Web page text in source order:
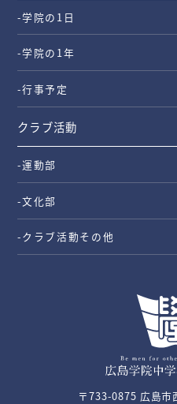
〒733-0875 広島
-学院の1日
-学院の1年
-行事予定
クラブ活動
-運動部
-文化部
-クラブ活動その他